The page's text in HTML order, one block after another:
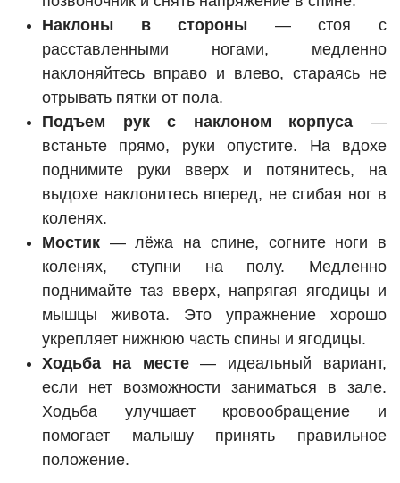
Наклоны в стороны — стоя с
расставленными ногами, медленно
наклоняйтесь вправо и влево, стараясь не
отрывать пятки от пола.
Подъем рук с наклоном корпуса —
встаньте прямо, руки опустите. На вдохе
поднимите руки вверх и потянитесь, на
выдохе наклонитесь вперед, не сгибая ног в
коленях.
Мостик — лёжа на спине, согните ноги в
коленях, ступни на полу. Медленно
поднимайте таз вверх, напрягая ягодицы и
мышцы живота. Это упражнение хорошо
укрепляет нижнюю часть спины и ягодицы.
Ходьба на месте— идеальный вариант,
если нет возможности заниматься в зале.
Ходьба улучшает кровообращение и
помогает малышу принять правильное
положение.